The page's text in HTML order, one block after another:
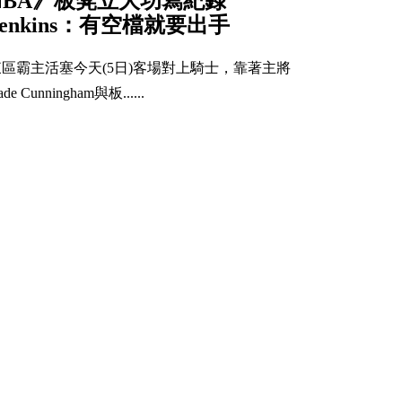
：有空檔就要出手
霸主活塞今天(5日)客場對上騎士，靠著主將
Cunningham與板......